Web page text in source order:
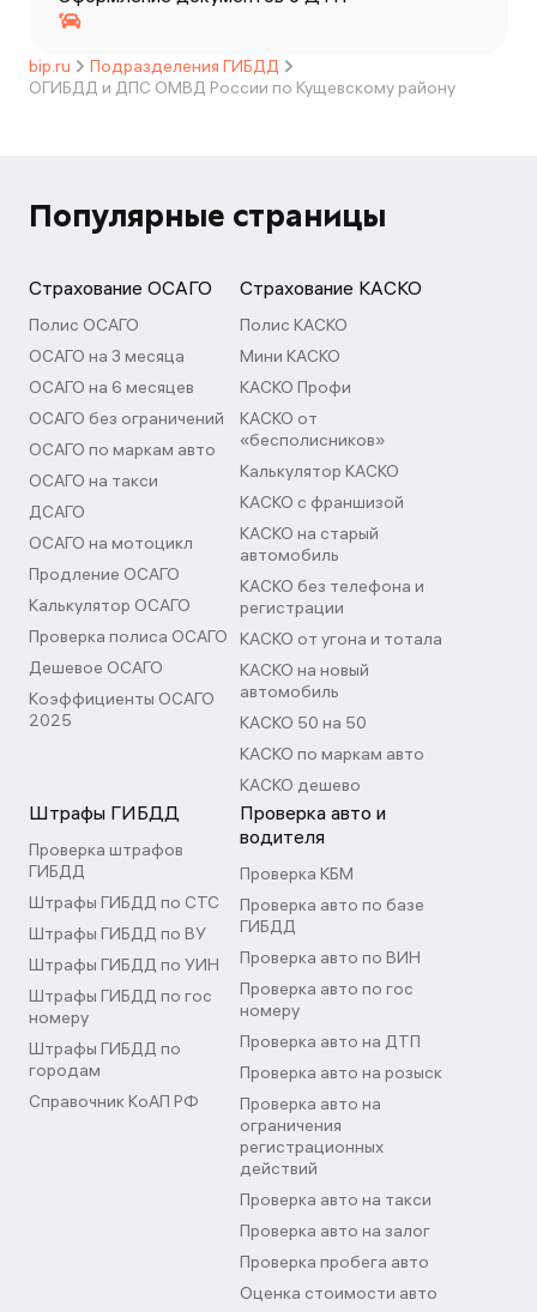
bip.ru
Подразделения ГИБДД
ОГИБДД и ДПС ОМВД России по Кущевскому району
Популярные страницы
Страхование ОСАГО
Полис ОСАГО
ОСАГО на 3 месяца
ОСАГО на 6 месяцев
ОСАГО без ограничений
ОСАГО по маркам авто
ОСАГО на такси
ДСАГО
ОСАГО на мотоцикл
Продление ОСАГО
Калькулятор ОСАГО
Проверка полиса ОСАГО
Дешевое ОСАГО
Коэффициенты ОСАГО
2025
Страхование КАСКО
Полис КАСКО
Мини КАСКО
КАСКО Профи
КАСКО от
«бесполисников»
Калькулятор КАСКО
КАСКО с франшизой
КАСКО на старый
автомобиль
КАСКО без телефона и
регистрации
КАСКО от угона и тотала
КАСКО на новый
автомобиль
КАСКО 50 на 50
КАСКО по маркам авто
КАСКО дешево
Штрафы ГИБДД
Проверка штрафов
ГИБДД
Штрафы ГИБДД по СТС
Штрафы ГИБДД по ВУ
Штрафы ГИБДД по УИН
Штрафы ГИБДД по гос
номеру
Штрафы ГИБДД по
городам
Справочник КоАП РФ
Проверка авто и
водителя
Проверка КБМ
Проверка авто по базе
ГИБДД
Проверка авто по ВИН
Проверка авто по гос
номеру
Проверка авто на ДТП
Проверка авто на розыск
Проверка авто на
ограничения
регистрационных
действий
Проверка авто на такси
Проверка авто на залог
Проверка пробега авто
Оценка стоимости авто